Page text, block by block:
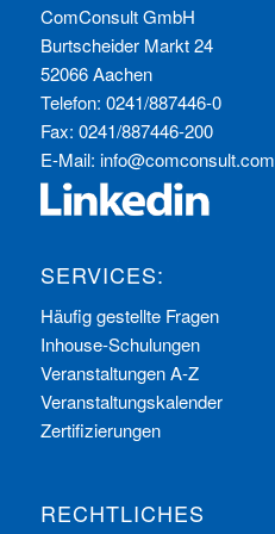
ComConsult GmbH
Burtscheider Markt 24
52066 Aachen
Telefon: 0241/887446-0
Fax: 0241/887446-200
E-Mail: info@comconsult.com
SERVICES:
Häufig gestellte Fragen
Inhouse-Schulungen
Veranstaltungen A-Z
Veranstaltungskalender
Zertifizierungen
RECHTLICHES